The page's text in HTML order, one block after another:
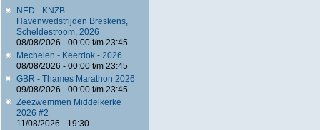
NED - KNZB -
Havenwedstrijden Breskens,
Scheldestroom, 2026
08/08/2026 - 00:00t/m 23:45
Mechelen - Keerdok - 2026
08/08/2026 - 00:00t/m 23:45
GBR - Thames Marathon 2026
09/08/2026 - 00:00t/m 23:45
Zeezwemmen Middelkerke
2026 #2
11/08/2026 - 19:30